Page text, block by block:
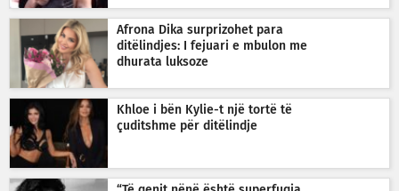
Afrona Dika surprizohet para
ditëlindjes: I fejuari e mbulon me
dhurata luksoze
Khloe i bën Kylie-t një tortë të
çuditshme për ditëlindje